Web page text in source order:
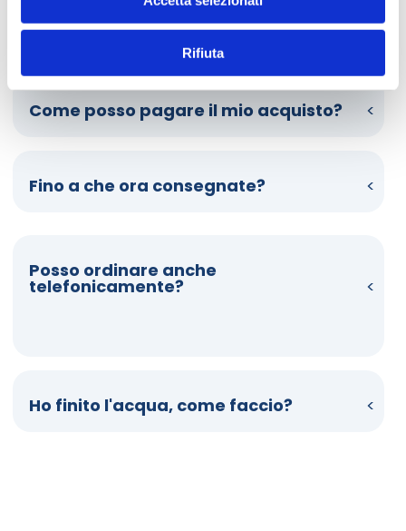
Rifiuta
Dubbi sul metodi pagamento? Domande sulla consegna?
Scorri le faq e scopri come funziona HelloCasa.
Come posso pagare il mio acquisto?
Fino a che ora consegnate?
Posso ordinare anche
telefonicamente?
Ho finito l'acqua, come faccio?